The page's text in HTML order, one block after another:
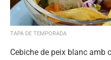
TAPA DE TEMPORADA
Cebiche de peix blanc amb